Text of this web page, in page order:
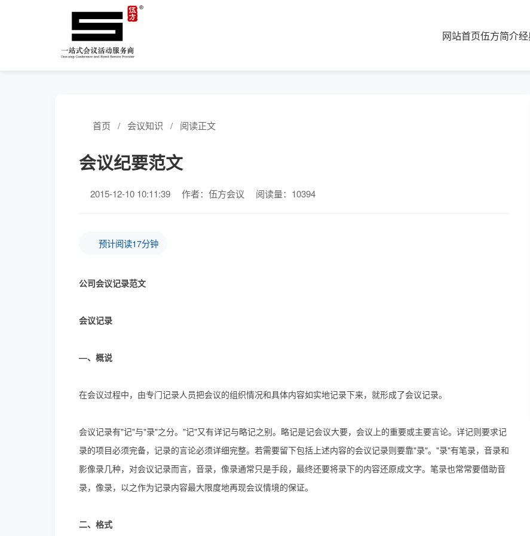
网站首页伍方简介
首页 / 会议知识 / 阅读正文
会议纪要范文
2015-12-10 10:11:39 作者：伍方会议 阅读量：10394
预计阅读17分钟
公司会议记录范文
会议记录
—、概说
在会议过程中，由专门记录人员把会议的组织情况和具体内容如实地记录下来，就形成了会议记录。
会议记录有"记"与"录"之分。"记"又有详记与略记之别。略记是记会议大要，会议上的重要或主要言论。详记则要求记
录的项目必须完备，记录的言论必须详细完整。若需要留下包括上述内容的会议记录则要靠"录"。"录"有笔录，音录和
影像录几种，对会议记录而言，音录，像录通常只是手段，最终还要将录下的内容还原成文字。笔录也常常要借助音
录，像录，以之作为记录内容最大限度地再现会议情境的保证。
二、格式